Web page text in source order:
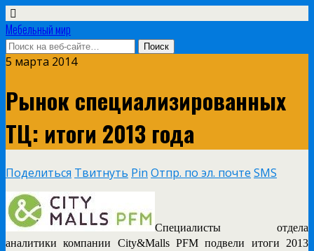
Мебельный мир
5 марта 2014
Рынок специализированных
ТЦ: итоги 2013 года
Поделиться Твитнуть Pin Отпр. по эл. почте SMS
Специалисты отдела
аналитики компании City&MallsPFM подвели итоги 2013